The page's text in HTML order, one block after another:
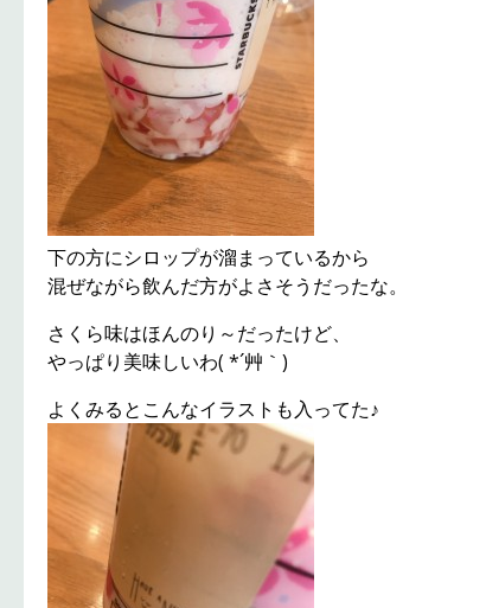
下の方にシロップが溜まっているから
混ぜながら飲んだ方がよさそうだったな。
さくら味はほんのり～だったけど、
やっぱり美味しいわ( *´艸｀)
よくみるとこんなイラストも入ってた♪